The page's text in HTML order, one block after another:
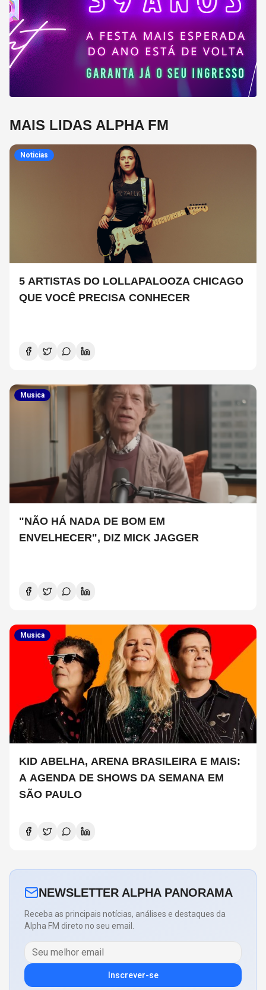
MAIS LIDAS ALPHA FM
Noticias
5 ARTISTAS DO LOLLAPALOOZA CHICAGO
QUE VOCÊ PRECISA CONHECER
Musica
"NÃO HÁ NADA DE BOM EM
ENVELHECER", DIZ MICK JAGGER
Musica
KID ABELHA, ARENA BRASILEIRA E MAIS:
A AGENDA DE SHOWS DA SEMANA EM
SÃO PAULO
NEWSLETTER ALPHA PANORAMA
Receba as principais notícias, análises e destaques da
Alpha FM direto no seu email.
Inscrever-se